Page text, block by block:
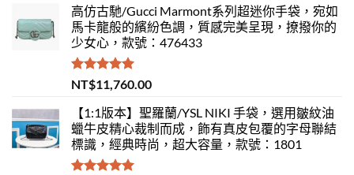
高仿古馳/Gucci Marmont系列超迷你手袋，宛如
馬卡龍般的繽紛色調，質感完美呈現，撩撥你的
少女心，款號：476433
評分5.00
滿分 5
NT$11,760.00
【1:1版本】聖羅蘭/YSL NIKI 手袋，選用皺紋油
蠟牛皮精心裁制而成，飾有真皮包覆的字母聯結
標識，經典時尚，超大容量，款號：1801